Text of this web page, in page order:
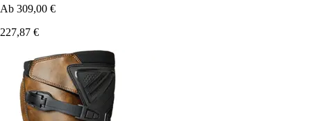
Ab 309,00 €
227,87 €